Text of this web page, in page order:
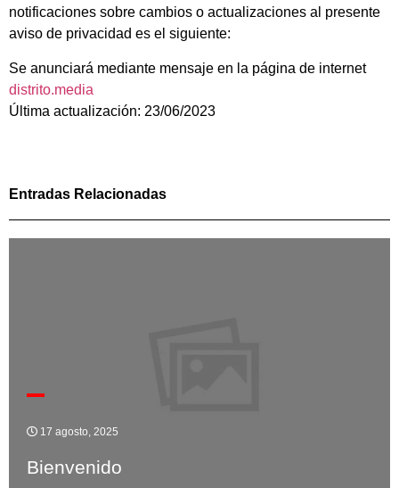
notificaciones sobre cambios o actualizaciones al presente
aviso de privacidad es el siguiente:
Se anunciará mediante mensaje en la página de internet
distrito.media
Última actualización: 23/06/2023
Entradas Relacionadas
17 agosto, 2025
Bienvenido